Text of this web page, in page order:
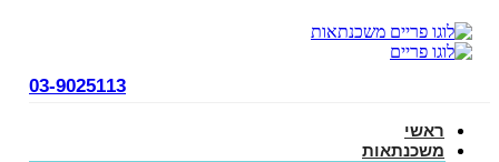
03-9025113
ראשי
משכנתאות